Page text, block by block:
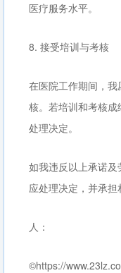
医疗服务水平。
8. 接受培训与考核
在医院工作期间，
核。若培训和考核
处理决定。
如我违反以上承诺
应处理决定，并承担
人：
©https://